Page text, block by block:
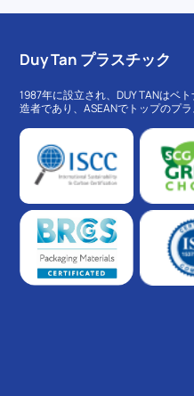
Duy Tan プラスチック
1987年に設立され、DUY TANはベ
造者であり、ASEANでトップのプ